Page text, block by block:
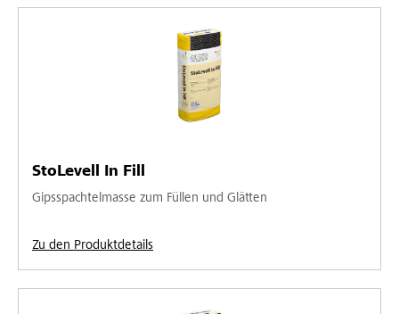
StoLevell In Fill
Gipsspachtelmasse zum Füllen und Glätten
Zu den Produktdetails